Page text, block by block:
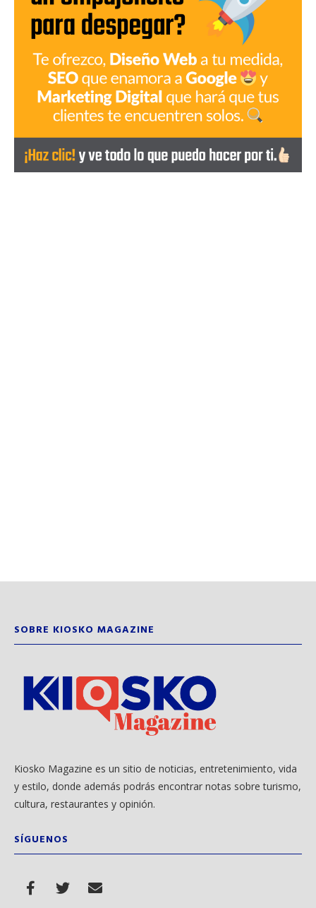
SOBRE KIOSKO MAGAZINE
Kiosko Magazine es un sitio de noticias, entretenimiento, vida
y estilo, donde además podrás encontrar notas sobre turismo,
cultura, restaurantes y opinión.
SÍGUENOS